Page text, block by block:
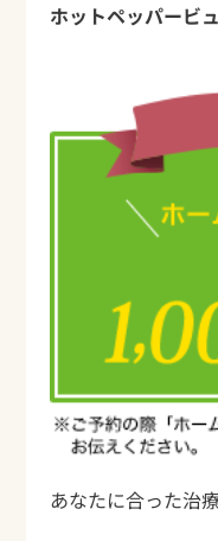
ホットペッパービ
あなたに合った治